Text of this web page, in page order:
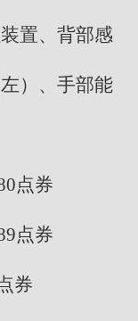
置、背部感
）、手部能
点券
点券
券